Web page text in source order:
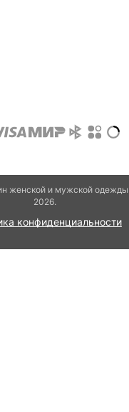
женской и мужской
2026.
конфиденциальности